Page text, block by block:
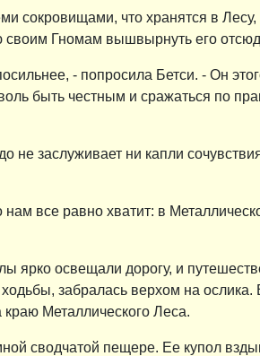
сокровищами, что хранятся в
своим Гномам вышвырнуть его
- попросила Бетси. - Он
быть честным и сражаться по
не заслуживает ни капли
все равно хватит: в
ярко освещали дорогу, и
забралась верхом на
краю Металлического Леса.
сводчатой пещере. Ее купол